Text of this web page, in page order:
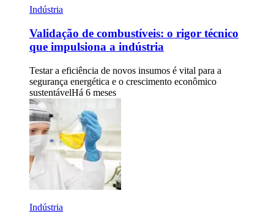
Indústria
Validação de combustíveis: o rigor técnico
que impulsiona a indústria
Testar a eficiência de novos insumos é vital para a
segurança energética e o crescimento econômico
sustentávelHá 6 meses
Indústria